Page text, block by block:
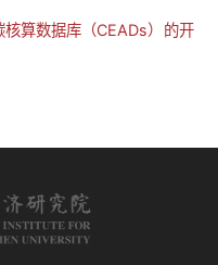
核算数据库（CEADs）的开